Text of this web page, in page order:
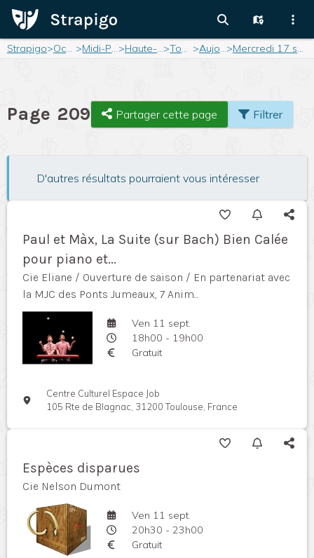
Strapigo> Occitanie > Midi-Pyrénées> Haute-Garonne> Toulouse > Aujourd'hui> Mercredi 17 septembre 2025
Page 209 Partager cette page Filtrer
D'autres résultats pourraient vous intéresser
Paul et Màx, La Suite (sur Bach) Bien Calée
pour piano et...
Cie Eliane / Ouverture de saison / En partenariat avec
la MJC des Ponts Jumeaux, 7 Anim...
Ven 11 sept.
18h00 - 19h00
Gratuit
Centre Culturel Espace Job
105 Rte de Blagnac, 31200 Toulouse, France
Espèces disparues
Cie Nelson Dumont
Ven 11 sept.
20h30 - 23h00
Gratuit